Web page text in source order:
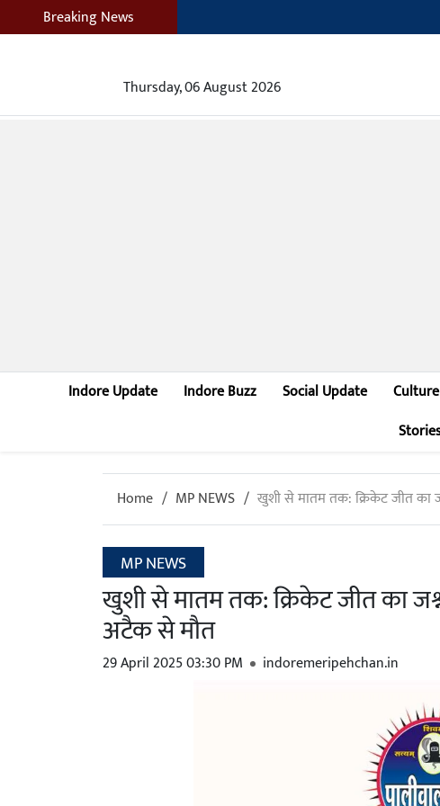
Breaking News
Thursday, 06 August 2026
Indore Update Indore Buzz Social Update
Home MP NEWS खुशी से मातम तक: क्रिकेट जीत का
MP NEWS
खुशी से मातम तक: क्रिकेट जीत का
अटैक से मौत
29 April 2025 03:30 PM indoremeripehchan.in